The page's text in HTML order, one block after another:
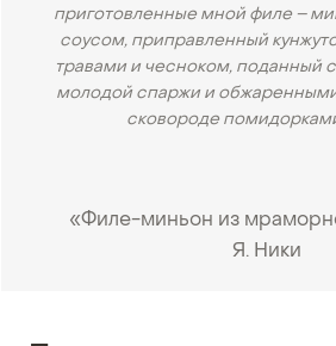
приготовленные мной филе –
соусом, приправленный
травами и чесноком, поданный
молодой спаржи и
сковороде
«Филе-миньон из
•
Я. Ники